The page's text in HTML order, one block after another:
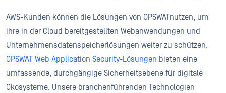
AWS-Kunden können die Lösungen von OPSWATnutzen, um
ihre in der Cloud bereitgestellten Webanwendungen und
Unternehmensdatenspeicherlösungen weiter zu schützen.
OPSWAT Web Application Security-Lösungen bieten eine
umfassende, durchgängige Sicherheitsebene für digitale
Ökosysteme. Unsere branchenführenden Technologien